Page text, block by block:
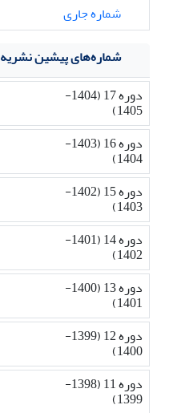
شماره جاری
شماره‌های پیشین نشریه
دوره 17 (1404-
1405)
دوره 16 (1403-
1404)
دوره 15 (1402-
1403)
دوره 14 (1401-
1402)
دوره 13 (1400-
1401)
دوره 12 (1399-
1400)
دوره 11 (1398-
1399)